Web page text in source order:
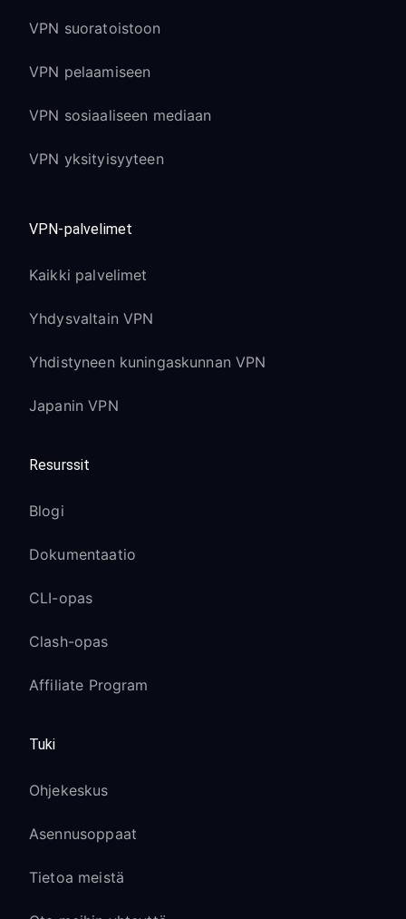
VPN suoratoistoon
VPN pelaamiseen
VPN sosiaaliseen mediaan
VPN yksityisyyteen
VPN-palvelimet
Kaikki palvelimet
Yhdysvaltain VPN
Yhdistyneen kuningaskunnan VPN
Japanin VPN
Resurssit
Blogi
Dokumentaatio
CLI-opas
Clash-opas
Affiliate Program
Tuki
Ohjekeskus
Asennusoppaat
Tietoa meistä